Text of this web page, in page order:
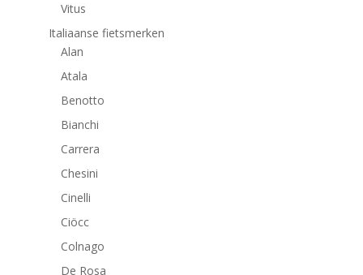
Vitus
Italiaanse fietsmerken
Alan
Atala
Benotto
Bianchi
Carrera
Chesini
Cinelli
Ciöcc
Colnago
De Rosa